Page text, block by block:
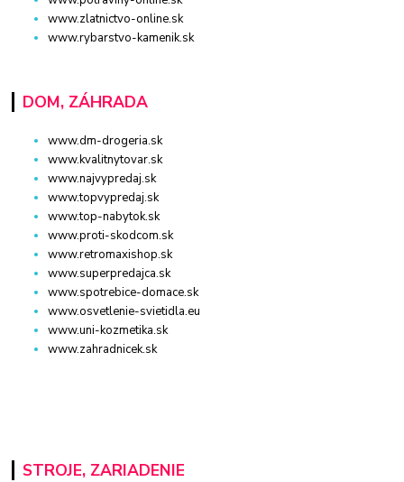
www.zlatnictvo-online.sk
www.rybarstvo-kamenik.sk
DOM, ZÁHRADA
www.dm-drogeria.sk
www.kvalitnytovar.sk
www.najvypredaj.sk
www.topvypredaj.sk
www.top-nabytok.sk
www.proti-skodcom.sk
www.retromaxishop.sk
www.superpredajca.sk
www.spotrebice-domace.sk
www.osvetlenie-svietidla.eu
www.uni-kozmetika.sk
www.zahradnicek.sk
STROJE, ZARIADENIE